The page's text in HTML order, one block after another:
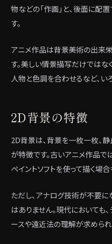
物などの「作画」と、後面に配
す。
アニメ作品は背景美術の出来
す。美しい情景描写だけではな
人物と色調を合わせるなど、い
2D背景の特徴
2D背景は、背景を一枚一枚、
が特徴です。古いアニメ作品
ペイントソフトを使って描く場合
ただし、アナログ技術が不要に
はありません。現代においても
ースや遠近法の理解が求められ